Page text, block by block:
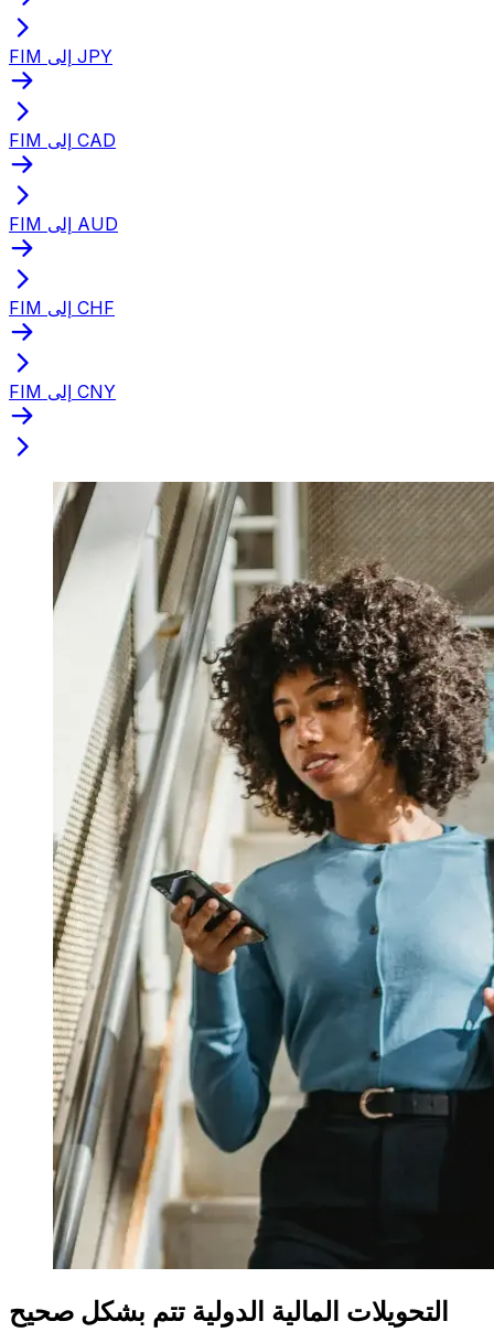
FIM إلى JPY
FIM إلى CAD
FIM إلى AUD
FIM إلى CHF
FIM إلى CNY
التحويلات المالية الدولية تتم بشكل صحيح